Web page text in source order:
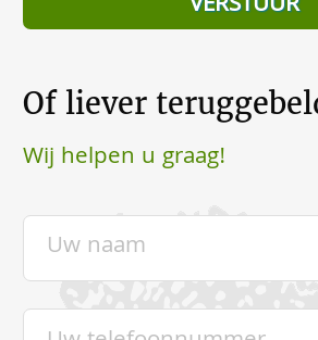
Of liever
Wij helpen u graag!